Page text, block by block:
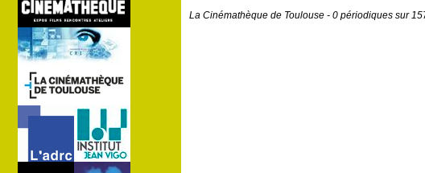
La Cinémathèque de Toulouse - 0 périodiques sur